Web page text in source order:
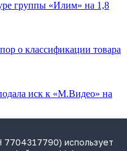
группы «Илим» на 1,8
о классификации товара
иск к «М.Видео» на
управленияиспользует